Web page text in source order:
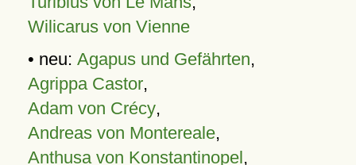
Wilicarus von Vienne
• neu: Agapus und Gefährten,
Agrippa Castor,
Adam von Crécy,
Andreas von Montereale,
Anthusa von Konstantinopel,